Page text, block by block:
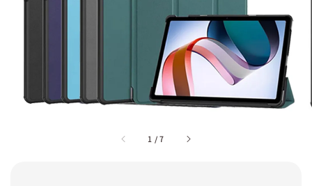
1 /7